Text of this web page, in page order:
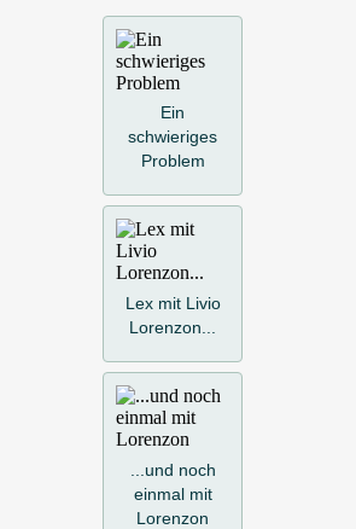
Ein
schwieriges
Problem
Lex mit Livio
Lorenzon...
...und noch
einmal mit
Lorenzon